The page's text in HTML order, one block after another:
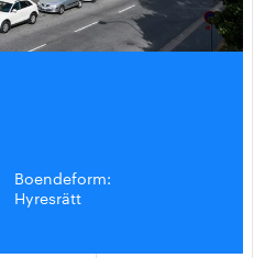
Boendeform:
Hyresrätt